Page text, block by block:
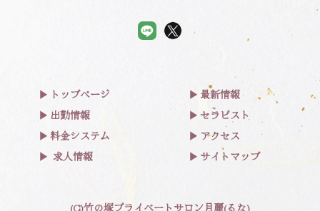
トップページ
最新情報
出勤情報
セラピスト
料金システム
アクセス
求人情報
サイトマップ
(C)竹の塚プライベートサロン月麗(るな)